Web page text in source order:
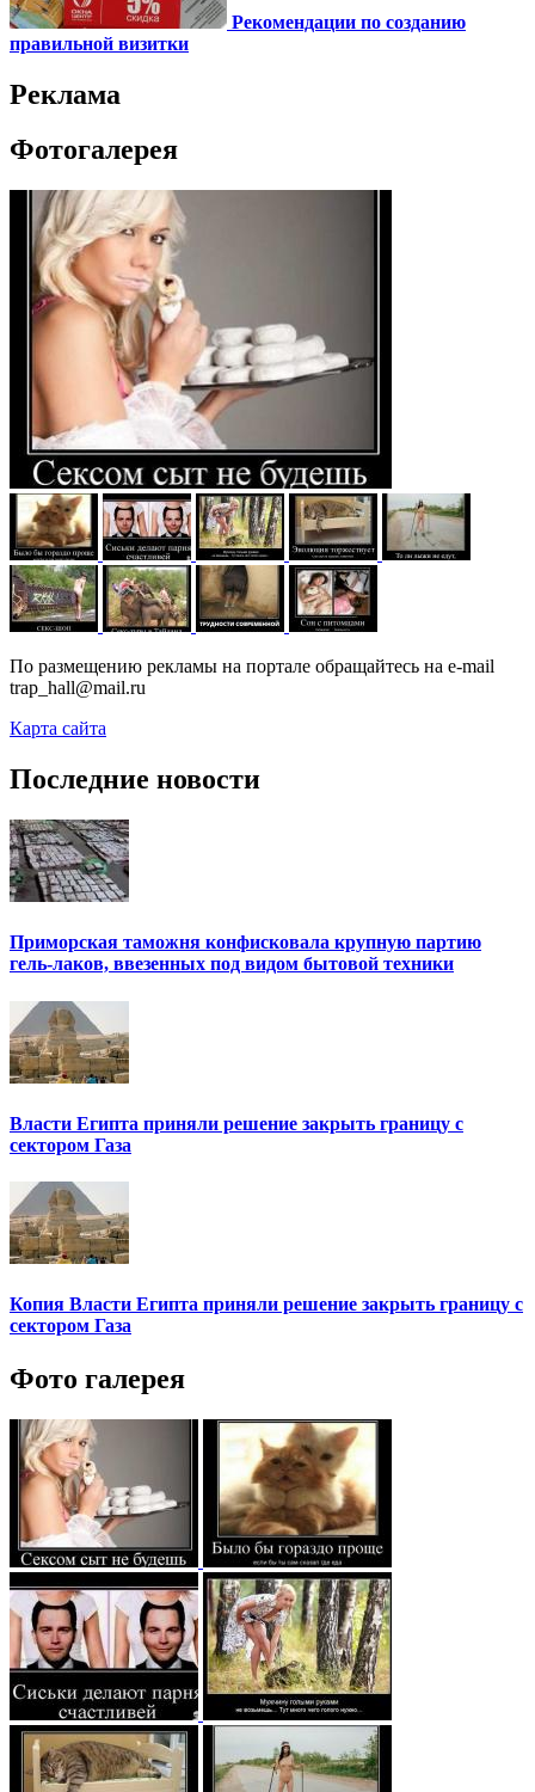
Рекомендации по созданию
правильной визитки
Реклама
Фотогалерея
По размещению рекламы на портале обращайтесь на e-mail
trap_hall@mail.ru
Карта сайта
Последние новости
Приморская таможня конфисковала крупную партию
гель-лаков, ввезенных под видом бытовой техники
Власти Египта приняли решение закрыть границу с
сектором Газа
Копия Власти Египта приняли решение закрыть границу с
сектором Газа
Фото галерея